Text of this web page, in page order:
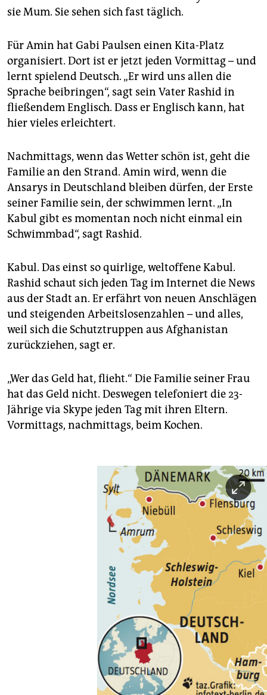
sie Mum. Sie sehen sich fast täglich.
Für Amin hat Gabi Paulsen einen Kita-Platz
organisiert. Dort ist er jetzt jeden Vormittag – und
lernt spielend Deutsch. „Er wird uns allen die
Sprache beibringen“, sagt sein Vater Rashid in
fließendem Englisch. Dass er Englisch kann, hat
hier vieles erleichtert.
Nachmittags, wenn das Wetter schön ist, geht die
Familie an den Strand. Amin wird, wenn die
Ansarys in Deutschland bleiben dürfen, der Erste
seiner Familie sein, der schwimmen lernt. „In
Kabul gibt es momentan noch nicht einmal ein
Schwimmbad“, sagt Rashid.
Kabul. Das einst so quirlige, weltoffene Kabul.
Rashid schaut sich jeden Tag im Internet die News
aus der Stadt an. Er erfährt von neuen Anschlägen
und steigenden Arbeitslosenzahlen – und alles,
weil sich die Schutztruppen aus Afghanistan
zurückziehen, sagt er.
„Wer das Geld hat, flieht.“ Die Familie seiner Frau
hat das Geld nicht. Deswegen telefoniert die 23-
Jährige via Skype jeden Tag mit ihren Eltern.
Vormittags, nachmittags, beim Kochen.